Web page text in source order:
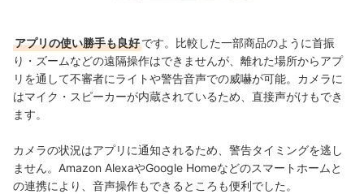
アプリの使い勝手も良好です。比較した一部商品のように首振
り・ズームなどの遠隔操作はできませんが、 離れた場所からアプ
リを通して不審者にライトや警告音声での威嚇が可能。 カメラに
はマイク・スピーカーが内蔵されているため、 直接声がけもでき
ます。
カメラの状況はアプリに通知されるため、警告タイミングを逃し
ません。 Amazon AlexaやGoogle Homeなどのスマートホームと
の連携により、音声操作もできるところも便利でした。